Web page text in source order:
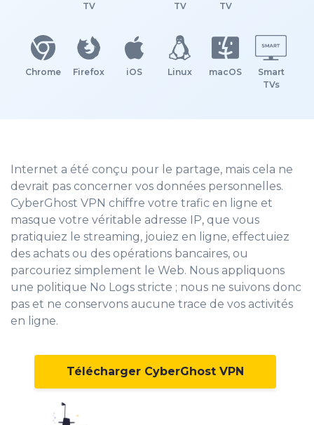
TV
TV
TV
Chrome Firefox iOS Linux macOS
Smart
TVs
Internet a été conçu pour le partage, mais cela ne
devrait pas concerner vos données personnelles.
CyberGhost VPN chiffre votre trafic en ligne et
masque votre véritable adresse IP, que vous
pratiquiez le streaming, jouiez en ligne, effectuiez
des achats ou des opérations bancaires, ou
parcouriez simplement le Web. Nous appliquons
une politique No Logs stricte ; nous ne suivons donc
pas et ne conservons aucune trace de vos activités
en ligne.
Télécharger CyberGhost VPN